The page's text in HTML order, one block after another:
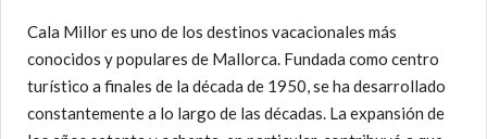
Cala Millor es uno de los destinos vacacionales más
conocidos y populares de Mallorca. Fundada como centro
turístico a finales de la década de 1950, se ha desarrollado
constantemente a lo largo de las décadas. La expansión de